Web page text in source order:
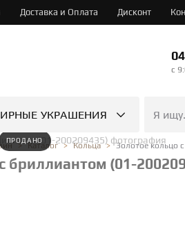
Доставка и Оплата Дисконт
c
УКРАШЕНИЯ
Каталог Кольца Золотое кольцо
ПРОДАНО
бриллиантом (01-